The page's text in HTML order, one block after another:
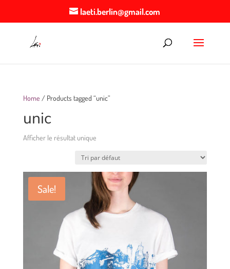
laeti.berlin@gmail.com
Home / Products tagged “unic”
unic
Afficher le résultat unique
Sale!